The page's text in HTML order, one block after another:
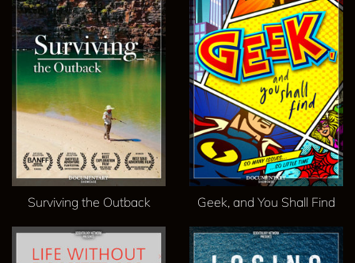
Surviving the Outback Geek, and You Shall Find